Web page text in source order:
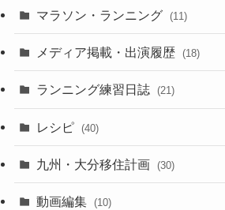
マラソン・ランニング (11)
メディア掲載・出演履歴 (18)
ランニング練習日誌 (21)
レシピ (40)
九州・大分移住計画 (30)
動画編集 (10)